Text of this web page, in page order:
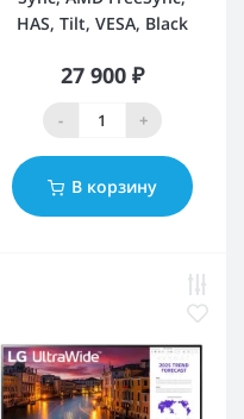
HAS, Tilt, VESA, Black
27 900 ₽
- +
В корзину